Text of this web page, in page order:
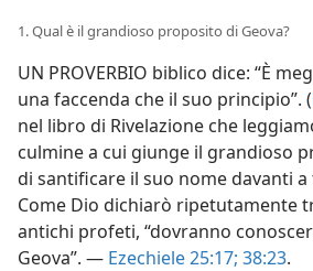
1. Qual è il grandioso proposito di Geova?
UN PROVERBIO biblico dice: “È
una faccenda che il suo principio”. (
nel libro di Rivelazione che
culmine a cui giunge il grandioso
di santificare il suo nome davanti
Come Dio dichiarò ripetutamente
antichi profeti, “dovranno
Geova”. — Ezechiele 25:17; 38:23.